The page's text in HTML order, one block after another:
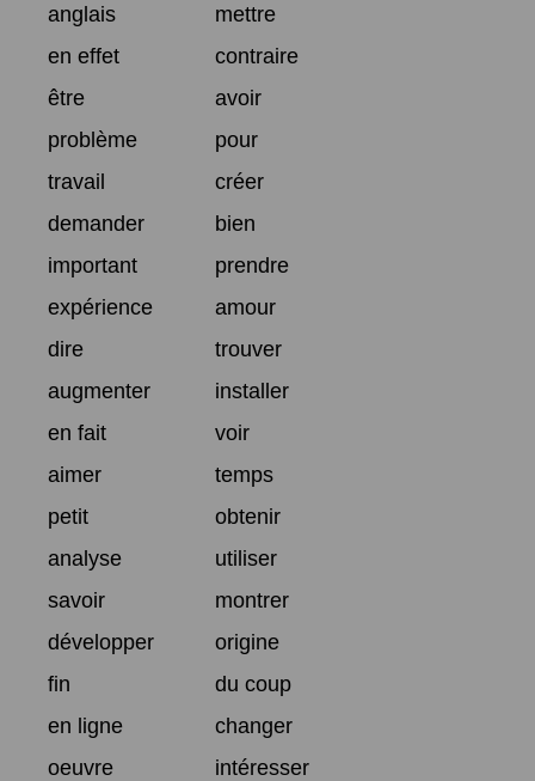
anglais
mettre
en effet
contraire
être
avoir
problème
pour
travail
créer
demander
bien
important
prendre
expérience
amour
dire
trouver
augmenter
installer
en fait
voir
aimer
temps
petit
obtenir
analyse
utiliser
savoir
montrer
développer
origine
fin
du coup
en ligne
changer
oeuvre
intéresser